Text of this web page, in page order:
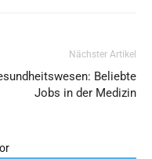
Nächster Artikel
Beliebte
Jobs in der Medizin